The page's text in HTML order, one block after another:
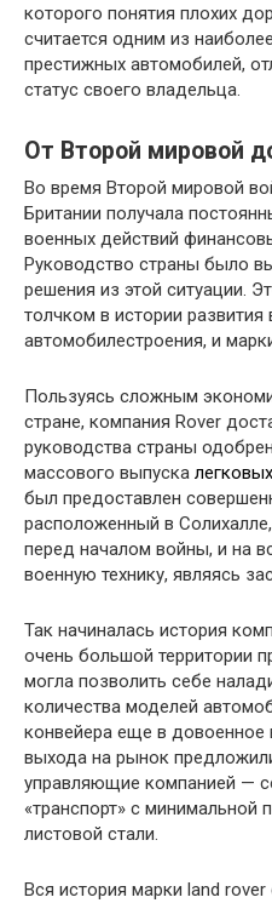
которого понятия плохих
считается одним из
престижных автомобилей,
статус своего владельца.
От Второй мировой
Во время Второй мировой
Британии получала
военных действий
Руководство страны было
решения из этой ситуации.
толчком в истории развития
автомобилестроения, и
Пользуясь сложным
стране, компания Rover
руководства страны
массового выпуска
был предоставлен
расположенный в
перед началом войны, и на
военную технику, являясь
Так начиналась история
очень большой территории
могла позволить себе
количества моделей
конвейера еще в
выхода на рынок
управляющие компанией —
«транспорт» с
листовой стали.
Вся история марки land